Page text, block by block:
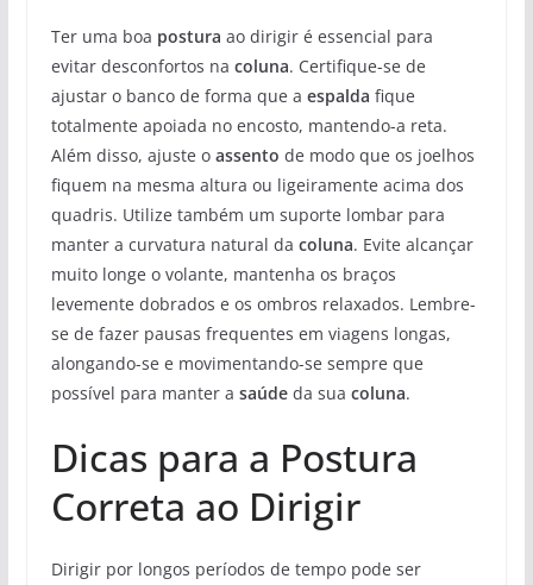
Ter uma boa postura ao dirigir é essencial para
evitar desconfortos na coluna. Certifique-se de
ajustar o banco de forma que a espalda fique
totalmente apoiada no encosto, mantendo-a reta.
Além disso, ajuste o assento de modo que os joelhos
fiquem na mesma altura ou ligeiramente acima dos
quadris. Utilize também um suporte lombar para
manter a curvatura natural da coluna. Evite alcançar
muito longe o volante, mantenha os braços
levemente dobrados e os ombros relaxados. Lembre-
se de fazer pausas frequentes em viagens longas,
alongando-se e movimentando-se sempre que
possível para manter a saúdeda sua coluna.
Dicas para a Postura
Correta ao Dirigir
Dirigir por longos períodos de tempo pode ser